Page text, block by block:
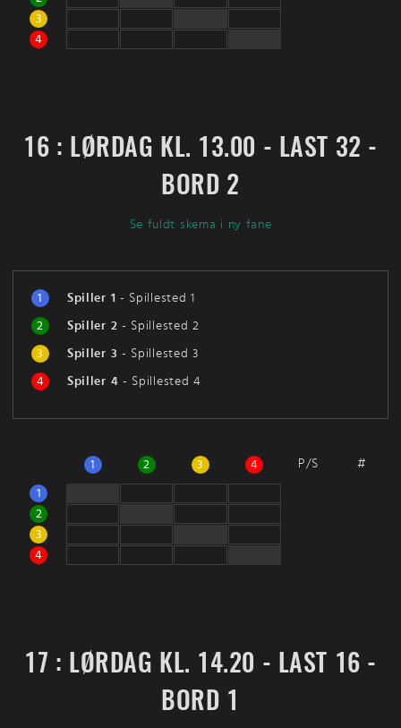
3
4
16 : LØRDAG KL. 13.00 - LAST 32 -
BORD 2
Se fuldt skema i ny fane
1 Spiller 1 - Spillested 1
2
Spiller 2 - Spillested 2
3
Spiller 3 - Spillested 3
4
Spiller 4 - Spillested 4
1 2 3 4 P/S
#
1
2
3
4
17 : LØRDAG KL. 14.20 - LAST 16 -
BORD 1